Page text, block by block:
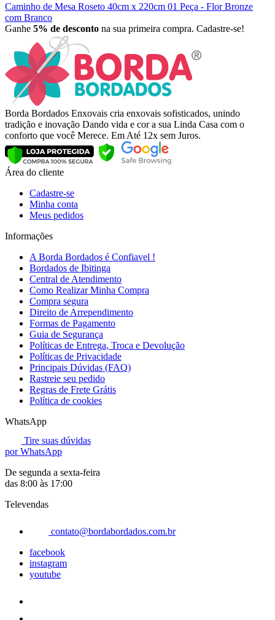
Caminho de Mesa Roseto 40cm x 220cm 01 Peça - Flor Bronze
com Branco
Ganhe 5% de desconto na sua primeira compra. Cadastre-se!
Borda Bordados Enxovais cria enxovais sofisticados, unindo
tradição e inovação Dando vida e cor a sua Linda Casa com o
conforto que você Merece. Em Até 12x sem Juros.
Área do cliente
Cadastre-se
Minha conta
Meus pedidos
Informações
A Borda Bordados é Confiavel !
Bordados de Ibitinga
Central de Atendimento
Como Realizar Minha Compra
Compra segura
Direito de Arrependimento
Formas de Pagamento
Guia de Segurança
Políticas de Entrega, Troca e Devolução
Políticas de Privacidade
Principais Dúvidas (FAQ)
Rastreie seu pedido
Regras de Frete Grátis
Política de cookies
WhatsApp
Tire suas dúvidas
por WhatsApp
De segunda a sexta-feira
das 8:00 às 17:00
Televendas
contato@bordabordados.com.br
facebook
instagram
youtube